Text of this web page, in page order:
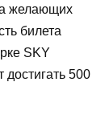
желающих
билета
SKY
500